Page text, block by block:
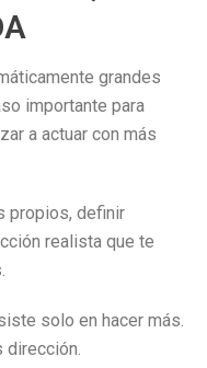
grandes
importante para
a actuar con más
propios, definir
realista que te
solo en hacer más.
dirección.